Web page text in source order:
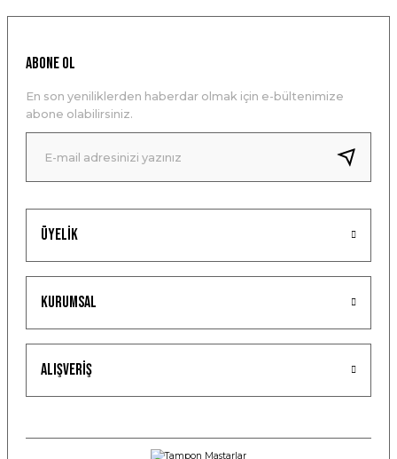
Üyelik
Kurumsal
Alışveriş
ABONE OL
En son yeniliklerden haberdar olmak için e-bültenimize
abone olabilirsiniz.